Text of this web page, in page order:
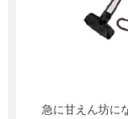
急に甘えん坊に